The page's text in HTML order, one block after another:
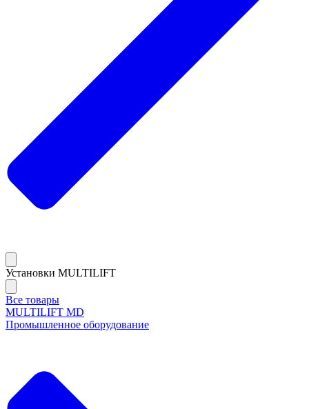
Установки MULTILIFT
Все товары
MULTILIFT MD
Промышленное оборудование